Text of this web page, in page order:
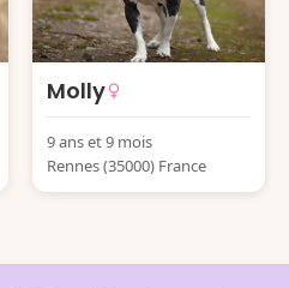
Molly
9 ans et 9 mois
Rennes (35000) France